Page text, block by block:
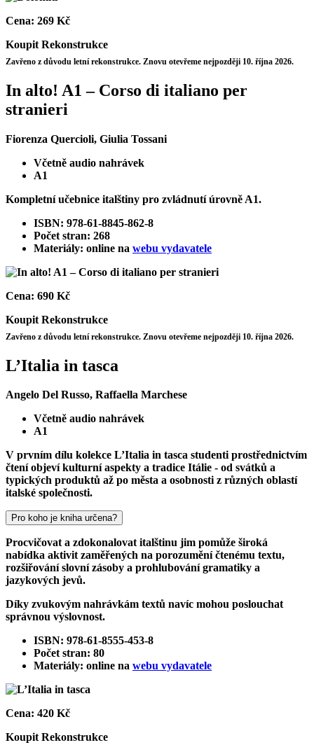
Cena: 269 Kč
Koupit Rekonstrukce
Zavřeno z důvodu letní rekonstrukce. Znovu otevřeme nejpozději 10. října 2026.
In alto! A1 – Corso di italiano per
stranieri
Fiorenza Quercioli, Giulia Tossani
Včetně audio nahrávek
A1
Kompletní učebnice italštiny pro zvládnutí úrovně A1.
ISBN: 978-61-8845-862-8
Počet stran: 268
Materiály: online na webu vydavatele
Cena: 690 Kč
Koupit Rekonstrukce
Zavřeno z důvodu letní rekonstrukce. Znovu otevřeme nejpozději 10. října 2026.
L’Italia in tasca
Angelo Del Russo, Raffaella Marchese
Včetně audio nahrávek
A1
V prvním dílu kolekce L’Italia in tasca studenti prostřednictvím
čtení objeví kulturní aspekty a tradice Itálie - od svátků a
typických produktů až po města a osobnosti z různých oblastí
italské společnosti.
Pro koho je kniha určena?
Procvičovat a zdokonalovat italštinu jim pomůže široká
nabídka aktivit zaměřených na porozumění čtenému textu,
rozšiřování slovní zásoby a prohlubování gramatiky a
jazykových jevů.
Díky zvukovým nahrávkám textů navíc mohou poslouchat
správnou výslovnost.
ISBN: 978-61-8555-453-8
Počet stran: 80
Materiály: online na webu vydavatele
Cena: 420 Kč
KoupitRekonstrukce